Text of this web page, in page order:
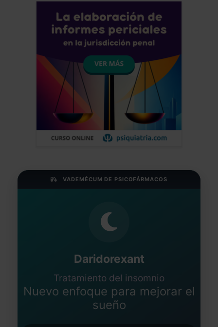
VADEMÉCUM DE PSICOFÁRMACOS
Daridorexant
Tratamiento del insomnio
Nuevo enfoque para mejorar el
sueño